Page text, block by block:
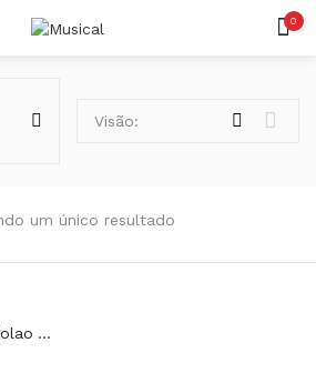
0
um único resultado
Visão:
Encordoamento de Violao Aço c/ Bolinha Giannini GESWB